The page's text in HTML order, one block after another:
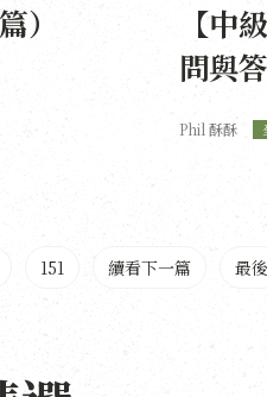
）
【中
問與答
Phil 酥酥
151 續看下一篇 最後